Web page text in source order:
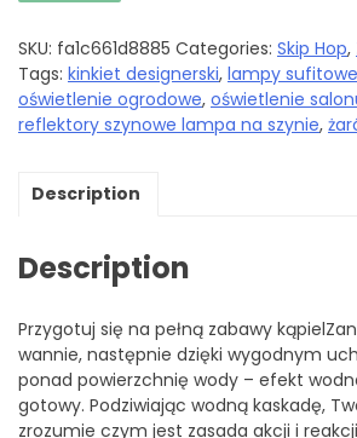
SKU: fa1c661d8885 Categories: Skip Hop,
Tags: kinkiet designerski, lampy
oświetlenie ogrodowe, oświetlenie
reflektory szynowe lampa na szynie,
Description
Description
Przygotuj się na pełną zabawy
wannie, następnie dzięki wygodnym
ponad powierzchnię wody – efekt
gotowy. Podziwiając wodną kaskadę,
zrozumie czym jest zasada akcji i